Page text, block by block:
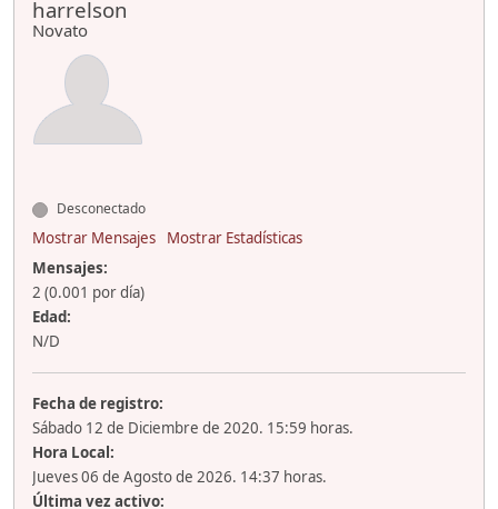
harrelson
Novato
Desconectado
Mostrar Mensajes
Mostrar Estadísticas
Mensajes:
2 (0.001 por día)
Edad:
N/D
Fecha de registro:
Sábado 12 de Diciembre de 2020. 15:59 horas.
Hora Local:
Jueves 06 de Agosto de 2026. 14:37 horas.
Última vez activo: